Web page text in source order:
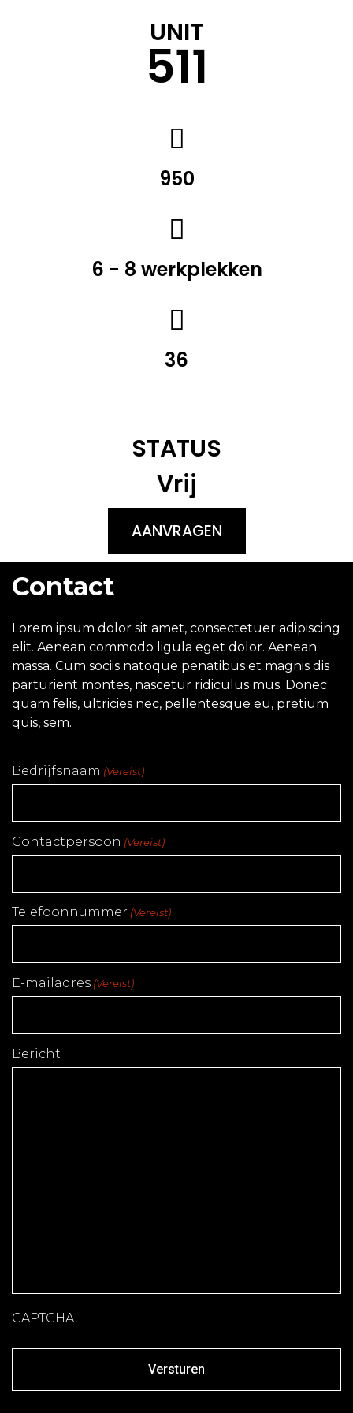
UNIT
511
950
6 - 8 werkplekken
36
STATUS
Vrij
AANVRAGEN
Contact
Lorem ipsum dolor sit amet, consectetuer adipiscing
elit. Aenean commodo ligula eget dolor. Aenean
massa. Cum sociis natoque penatibus et magnis dis
parturient montes, nascetur ridiculus mus. Donec
quam felis, ultricies nec, pellentesque eu, pretium
quis, sem.
Bedrijfsnaam (Vereist)
Contactpersoon (Vereist)
Telefoonnummer (Vereist)
E-mailadres (Vereist)
Bericht
CAPTCHA